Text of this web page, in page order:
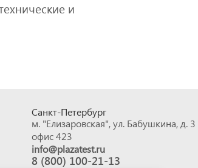
и
Санкт-Петербург
м. "Елизаровская", ул. Бабушкина, д. 3
офис 423
info@plazatest.ru
8 (800) 100-21-13